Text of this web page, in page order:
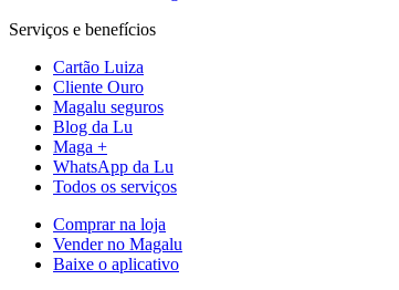
Serviços e benefícios
Cartão Luiza
Cliente Ouro
Magalu seguros
Blog da Lu
Maga +
WhatsApp da Lu
Todos os serviços
Comprar na loja
Vender no Magalu
Baixe o aplicativo